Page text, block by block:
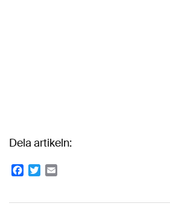
Dela artikeln:
Facebook
Twitter